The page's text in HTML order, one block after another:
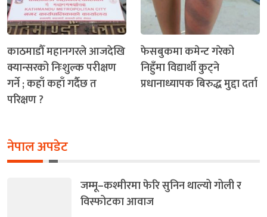
काठमाडौँ महानगरले आजदेखि
क्यान्सरको निःशुल्क परीक्षण
गर्ने ; कहाँ कहाँ गर्दैछ त
परिक्षण ?
फेसबुकमा कमेन्ट गरेको
निहुँमा विद्यार्थी कुट्ने
प्रधानाध्यापक बिरुद्ध मुद्दा दर्ता
नेपाल अपडेट
जम्मू–कश्मीरमा फेरि सुनिन थाल्यो गोली र
विस्फोटका आवाज